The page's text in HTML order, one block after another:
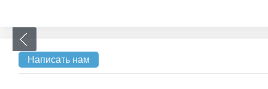
Написать нам